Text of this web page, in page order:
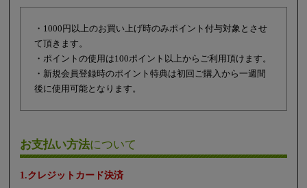
・1000円以上のお買い上げ時のみポイント付与対象とさせ
て頂きます。
・ポイントの使用は100ポイント以上からご利用頂けます。
・新規会員登録時のポイント特典は初回ご購入から一週間
後に使用可能となります。
お支払い方法について
1.クレジットカード決済